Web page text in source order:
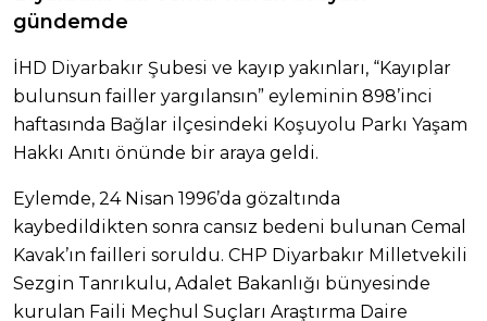
gündemde
İHD Diyarbakır Şubesi ve kayıp yakınları, “Kayıplar
bulunsun failler yargılansın” eyleminin 898’inci
haftasında Bağlar ilçesindeki Koşuyolu Parkı Yaşam
Hakkı Anıtı önünde bir araya geldi.
Eylemde, 24 Nisan 1996’da gözaltında
kaybedildikten sonra cansız bedeni bulunan Cemal
Kavak’ın failleri soruldu. CHP Diyarbakır Milletvekili
Sezgin Tanrıkulu, Adalet Bakanlığı bünyesinde
kurulan Faili Meçhul Suçları Araştırma Daire